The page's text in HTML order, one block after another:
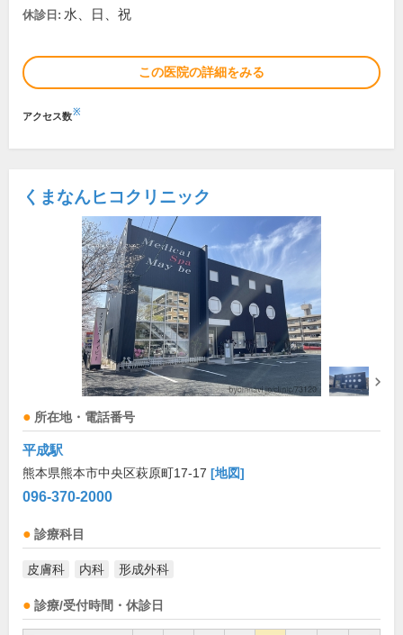
休診日: 水、日、祝
この医院の詳細をみる
アクセス数※
くまなんヒコクリニック
所在地・電話番号
平成駅
熊本県熊本市中央区萩原町17-17 [地図]
096-370-2000
診療科目
皮膚科 内科 形成外科
診療/受付時間・休診日